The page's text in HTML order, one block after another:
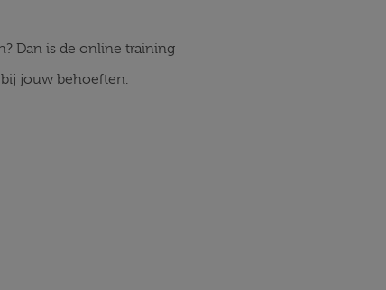
Dan is de online training
jouw behoeften.